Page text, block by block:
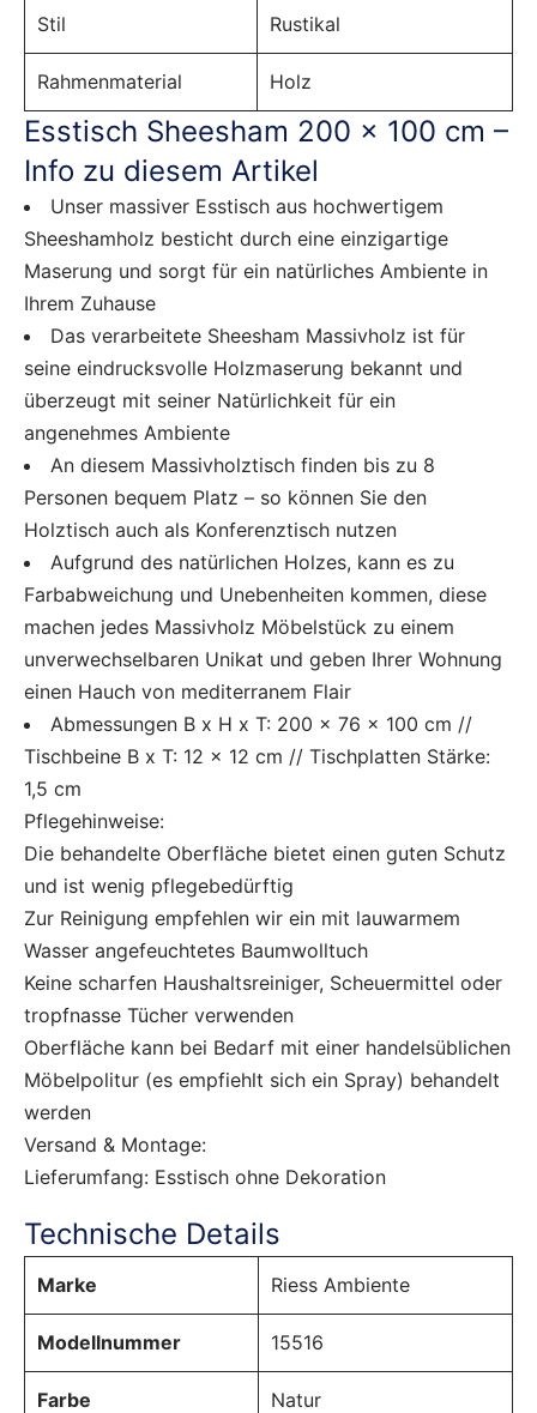
Stil Rustikal
Rahmenmaterial Holz
Esstisch Sheesham 200 x 100 cm –
Info zu diesem Artikel
Unser massiver Esstisch aus hochwertigem
Sheeshamholz besticht durch eine einzigartige
Maserung und sorgt für ein natürliches Ambiente in
Ihrem Zuhause
Das verarbeitete Sheesham Massivholz ist für
seine eindrucksvolle Holzmaserung bekannt und
überzeugt mit seiner Natürlichkeit für ein
angenehmes Ambiente
An diesem Massivholztisch finden bis zu 8
Personen bequem Platz – so können Sie den
Holztisch auch als Konferenztisch nutzen
Aufgrund des natürlichen Holzes, kann es zu
Farbabweichung und Unebenheiten kommen, diese
machen jedes Massivholz Möbelstück zu einem
unverwechselbaren Unikat und geben Ihrer Wohnung
einen Hauch von mediterranem Flair
Abmessungen B x H x T: 200 x 76 x 100 cm //
Tischbeine B x T: 12 x 12 cm // Tischplatten Stärke:
1,5 cm
Pflegehinweise:
Die behandelte Oberfläche bietet einen guten Schutz
und ist wenig pflegebedürftig
Zur Reinigung empfehlen wir ein mit lauwarmem
Wasser angefeuchtetes Baumwolltuch
Keine scharfen Haushaltsreiniger, Scheuermittel oder
tropfnasse Tücher verwenden
Oberfläche kann bei Bedarf mit einer handelsüblichen
Möbelpolitur (es empfiehlt sich ein Spray) behandelt
werden
Versand & Montage:
Lieferumfang: Esstisch ohne Dekoration
Technische Details
Marke ‎Riess Ambiente
Modellnummer ‎15516
Farbe ‎Natur